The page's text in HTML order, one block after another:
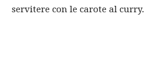
servitere con le carote al curry.